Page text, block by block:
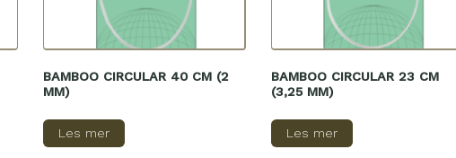
BAMBOO CIRCULAR 40 CM (2
MM)
Les mer
BAMBOO CIRCULAR 23 CM
(3,25 MM)
Les mer